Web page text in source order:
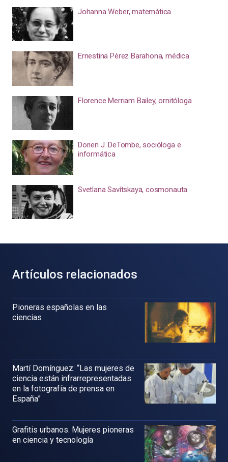
Johanna Weber, matemática
Ernestina Pérez Barahona, médica
Florence Merriam Bailey, ornitóloga
Dorien J. DeTombe, socióloga e
informática
Svetlana Savítskaya, cosmonauta
Artículos relacionados
Pioneras españolas en las
ciencias
Martí Domínguez: “Las mujeres de
ciencia están infrarrepresentadas
en la fotografía de prensa en
España”
Grafitis urbanos. Mujeres pioneras
en ciencia y tecnología